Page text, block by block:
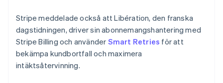
Stripe meddelade också att Libération, den franska
dagstidningen, driver sin abonnemangshantering med
Stripe Billing och använder Smart Retries för att
bekämpa kundbortfall och maximera
intäktsåtervinning.
English
Schweiz
DeutschFrançais ItalianoEnglish
Singapore
English简体中文
Slovakien